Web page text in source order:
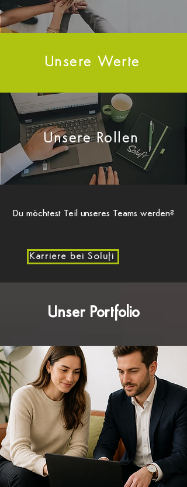
Unsere Werte
Unsere Rollen
Du möchtest Teil unseres Teams werden?
Karriere bei Solufi
Unser Portfolio